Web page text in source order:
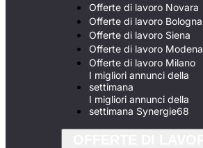
Offerte di lavoro Novara
Offerte di lavoro Bologna
Offerte di lavoro Siena
Offerte di lavoro Modena
Offerte di lavoro Milano
I migliori annunci della
settimana
I migliori annunci della
settimana Synergie68